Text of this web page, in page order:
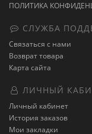
ПОЛИТИКА
СЛУЖБА
Связаться с нами
Возврат товара
Карта сайта
ЛИЧНЫЙ
Личный кабинет
История заказов
Мои закладки